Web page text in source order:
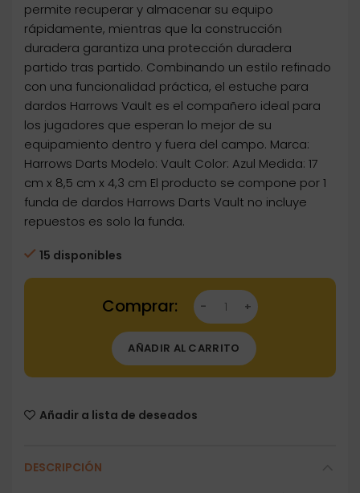
permite recuperar y almacenar su equipo
rápidamente, mientras que la construcción
duradera garantiza una protección duradera
partido tras partido. Combinando un estilo refinado
con una funcionalidad práctica, el estuche para
dardos Harrows Vault es el compañero ideal para
los jugadores que esperan lo mejor de su
equipamiento dentro y fuera del campo. Marca:
Harrows Darts Modelo: Vault Color: Azul Medida: 17
cm x 8,5 cm x 4,3 cm El producto se compone por 1
funda de dardos Harrows Darts Vault no incluye
repuestos es solo la funda.
15 disponibles
Dartstore Funda Dardera Harrows Darts Vault
AÑADIR AL CARRITO
Añadir a lista de deseados
DESCRIPCIÓN